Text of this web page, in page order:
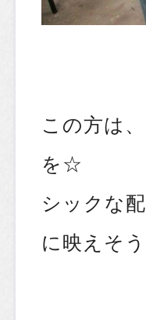
この方は
を☆
シックな
に映えそ